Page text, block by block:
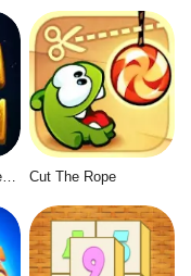
Jigsaw World Challenge Cut The Rope